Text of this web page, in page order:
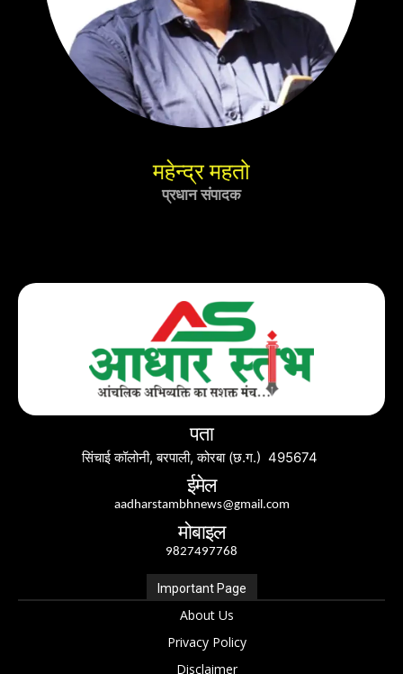
महेन्द्र महतो
प्रधान संपादक
पता
सिंचाई कॉलोनी, बरपाली, कोरबा (छ.ग.) 495674
ईमेल
aadharstambhnews@gmail.com
मोबाइल
9827497768
Important Page
About Us
Privacy Policy
Disclaimer